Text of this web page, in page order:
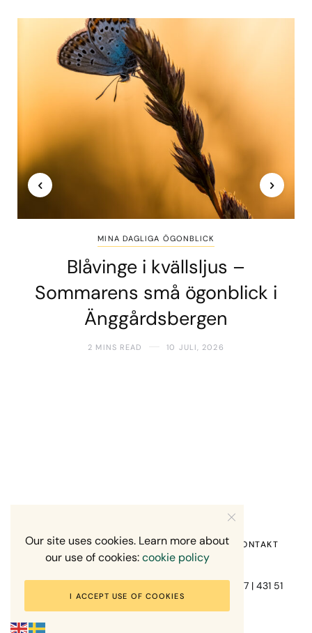
MINA DAGLIGA ÖGONBLICK
Blåvinge i kvällsljus –
Sommarens små ögonblick i
Änggårdsbergen
2 MINS READ 10 JULI, 2026
Fotograf Mikael Svensson | Gundefjällsgatan 407 | 431 51
Mölndal | +46-70-7671863
HEM OM MIG RECENSION OM MIG KONTAKT
Our site uses cookies. Learn more about
our use of cookies:cookie policy
I ACCEPT USE OF COOKIES